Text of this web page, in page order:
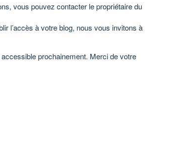
vous pouvez contacter le propriétaire du
l’accès à votre blog, nous vous invitons à
prochainement. Merci de votre